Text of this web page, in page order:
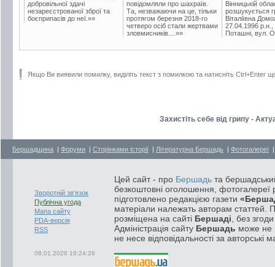
добровільної здачі
незареєстрованої зброї та
боєприпасів до неї.»»
повідомляли про шахраїв.
Та, незважаючи на це, тільки
протягом березня 2018-го
четверо осіб стали жертвами
зловмисників....»»
Вінницькій
розшукується
Віталіївна
27.04.1996 р.н.,
Поташні, вул.
Якщо Ви виявили помилку, виділіть текст з помилкою та натисніть Ctrl+Enter
Захистіть себе від грипу -
Бершадщина | Форуми | Сторінками історії | Літературна Бершадь | Фотогалереї
Зворотній зв'язок
Публічна угода
Мапа сайту
PDA-версія
RSS
08.01.2026 16:24:26
Цей сайт - про Бершадь та
безкоштовні оголошення, фотогалереї
підготовлено редакцією газети
матеріали належать авторам статтей.
розміщена на сайті Бершаді , без
Адміністрація сайту Бершадь може не
не несе відповідальності за авторські